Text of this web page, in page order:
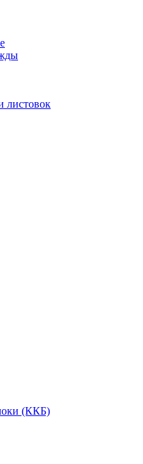
листовок
(ККБ)